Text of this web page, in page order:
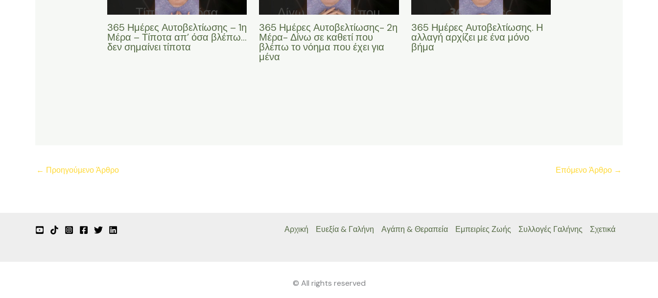
365 Ημέρες Αυτοβελτίωσης – 1η
Μέρα – Τίποτα απ’ όσα βλέπω…
δεν σημαίνει τίποτα
365 Ημέρες Αυτοβελτίωσης- 2η
Μέρα- Δίνω σε καθετί που
βλέπω το νόημα που έχει για
μένα
365 Ημέρες Αυτοβελτίωσης. Η
αλλαγή αρχίζει με ένα μόνο
βήμα
← Προηγούμενο Άρθρο Επόμενο Άρθρο →
Αρχική Ευεξία & Γαλήνη Αγάπη & Θεραπεία Εμπειρίες Ζωής Συλλογές Γαλήνης Σχετικά
© All rights reserved